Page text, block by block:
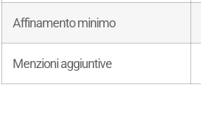
Affinamento minimo
Menzioni aggiuntive